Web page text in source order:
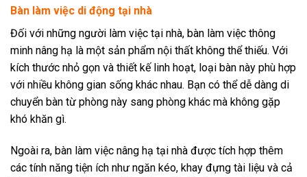
Bàn làm việc di động tại nhà
Đối với những người làm việc tại nhà, bàn làm việc thông
minh nâng hạ là một sản phẩm nội thất không thể thiếu. Với
kích thước nhỏ gọn và thiết kế linh hoạt, loại bàn này phù hợp
với nhiều không gian sống khác nhau. Bạn có thể dễ dàng di
chuyển bàn từ phòng này sang phòng khác mà không gặp
khó khăn gì.
Ngoài ra, bàn làm việc nâng hạ tại nhà được tích hợp thêm
các tính năng tiện ích như ngăn kéo, khay đựng tài liệu và cả